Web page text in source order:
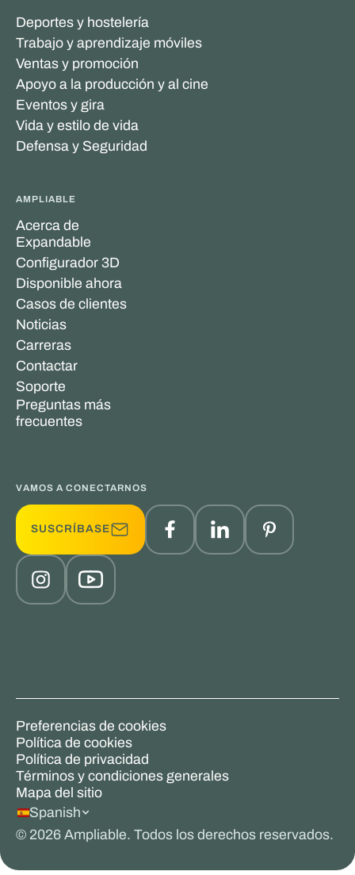
Deportes y hostelería
Trabajo y aprendizaje móviles
Ventas y promoción
Apoyo a la producción y al cine
Eventos y gira
Vida y estilo de vida
Defensa y Seguridad
AMPLIABLE
Acerca de
Expandable
Configurador 3D
Disponible ahora
Casos de clientes
Noticias
Carreras
Contactar
Soporte
Preguntas más
frecuentes
VAMOS A CONECTARNOS
SUSCRÍBASE
Preferencias de cookies
Política de cookies
Política de privacidad
Términos y condiciones generales
Mapa del sitio
Spanish
© 2026 Ampliable. Todos los derechos reservados.